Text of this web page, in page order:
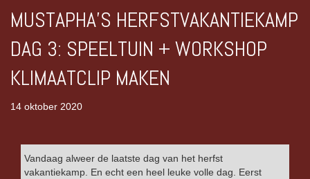
MUSTAPHA’S HERFSTVAKANTIEKAMP
DAG 3: SPEELTUIN + WORKSHOP
KLIMAATCLIP MAKEN
14 oktober 2020
Vandaag alweer de laatste dag van het herfst
vakantiekamp. En echt een heel leuke volle dag. Eerst